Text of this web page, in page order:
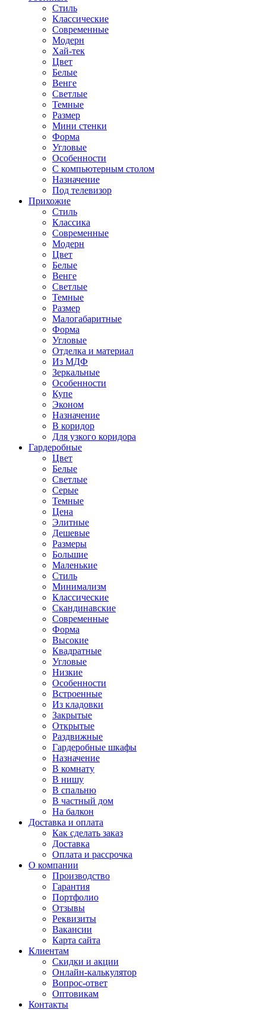
Стиль
Классические
Современные
Модерн
Хай-тек
Цвет
Белые
Венге
Светлые
Темные
Размер
Мини стенки
Форма
Угловые
Особенности
С компьютерным столом
Назначение
Под телевизор
Прихожие
Стиль
Классика
Современные
Модерн
Цвет
Белые
Венге
Светлые
Темные
Размер
Малогабаритные
Форма
Угловые
Отделка и материал
Из МДФ
Зеркальные
Особенности
Купе
Эконом
Назначение
В коридор
Для узкого коридора
Гардеробные
Цвет
Белые
Светлые
Серые
Темные
Цена
Элитные
Дешевые
Размеры
Большие
Маленькие
Стиль
Минимализм
Классические
Скандинавские
Современные
Форма
Высокие
Квадратные
Угловые
Низкие
Особенности
Встроенные
Из кладовки
Закрытые
Открытые
Раздвижные
Гардеробные шкафы
Назначение
В комнату
В нишу
В спальню
В частный дом
На балкон
Доставка и оплата
Как сделать заказ
Доставка
Оплата и рассрочка
О компании
Производство
Гарантия
Портфолио
Отзывы
Реквизиты
Вакансии
Карта сайта
Клиентам
Скидки и акции
Онлайн-калькулятор
Вопрос-ответ
Оптовикам
Контакты